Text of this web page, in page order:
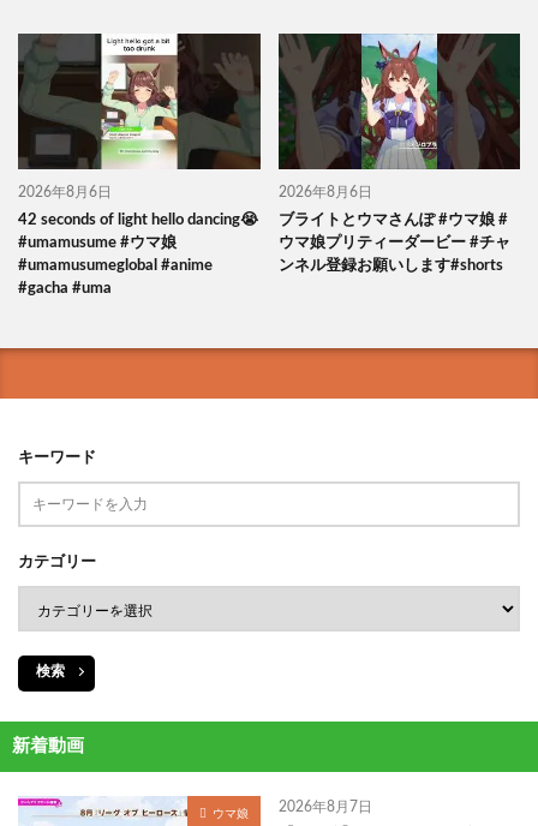
2026年8月6日
42 seconds of light hello dancing😭
#umamusume #ウマ娘
#umamusumeglobal #anime
#gacha #uma
2026年8月6日
ブライトとウマさんぽ #ウマ娘 #
ウマ娘プリティーダービー #チャ
ンネル登録お願いします#shorts
キーワード
カテゴリー
検索
新着動画
ウマ娘 2026年8月7日